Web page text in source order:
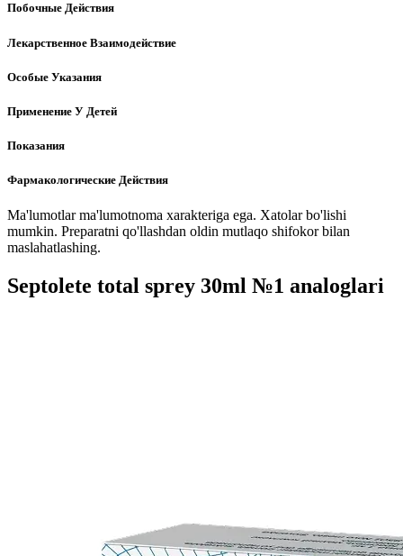
Побочные Действия
Лекарственное Взаимодействие
Особые Указания
Применение У Детей
Показания
Фармакологические Действия
Ma'lumotlar ma'lumotnoma xarakteriga ega. Xatolar bo'lishi
mumkin. Preparatni qo'llashdan oldin mutlaqo shifokor bilan
maslahatlashing.
Septolete total sprey 30ml №1 analoglari